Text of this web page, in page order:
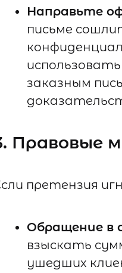
Направьте
письме
заказным
Правовые
претензия
Обращение в
взыскать
ушедших